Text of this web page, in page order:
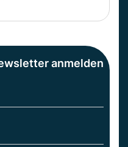
anmelden